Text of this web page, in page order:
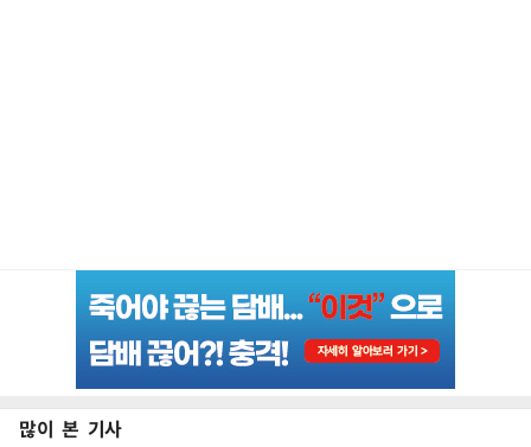
많이 본 기사